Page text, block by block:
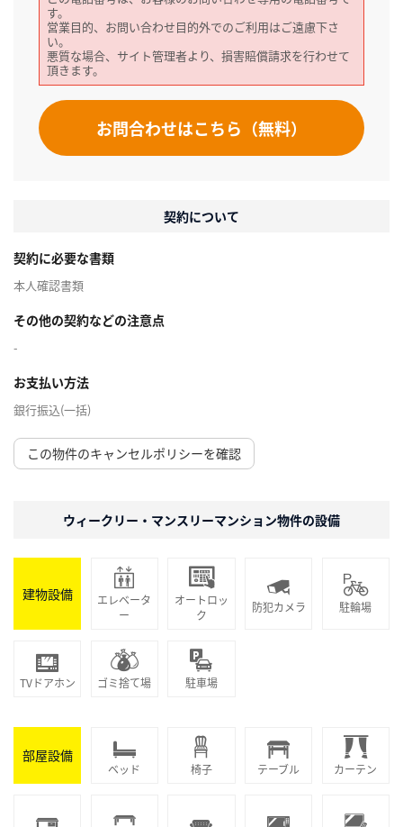
す。
営業目的、お問い合わせ目的外でのご利用はご遠慮下さ
い。
悪質な場合、サイト管理者より、損害賠償請求を行わせて
頂きます。
お問合わせはこちら（無料）
契約について
契約に必要な書類
本人確認書類
その他の契約などの注意点
-
お支払い方法
銀行振込(一括)
この物件のキャンセルポリシーを確認
ウィークリー・マンスリーマンション物件の設備
建物設備
エレベータ
ー
オートロッ
ク
防犯カメラ 駐輪場
TVドアホン ゴミ捨て場 駐車場
部屋設備
ベッド 椅子 テーブル カーテン